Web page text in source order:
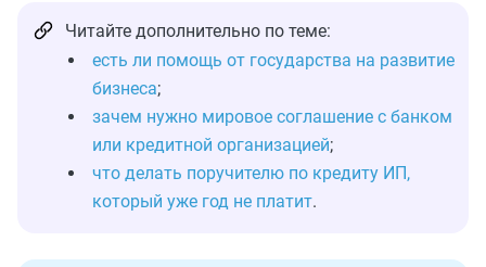
Читайте дополнительно по теме:
есть ли помощь от государства на развитие
бизнеса;
зачем нужно мировое соглашение с банком
или кредитной организацией;
что делать поручителю по кредиту ИП,
который уже год не платит.